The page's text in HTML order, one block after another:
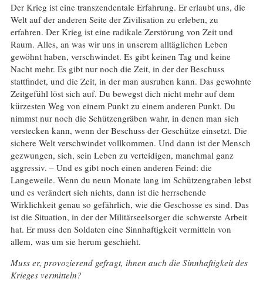
Der Krieg ist eine transzendentale Erfahrung. Er erlaubt uns, die
Welt auf der anderen Seite der Zivilisation zu erleben, zu
erfahren. Der Krieg ist eine radikale Zerstörung von Zeit und
Raum. Alles, an was wir uns in unserem alltäglichen Leben
gewöhnt haben, verschwindet. Es gibt keinen Tag und keine
Nacht mehr. Es gibt nur noch die Zeit, in der der Beschuss
stattfindet, und die Zeit, in der man ausruhen kann. Das gewohnte
Zeitgefühl löst sich auf. Du bewegst dich nicht mehr auf dem
kürzesten Weg von einem Punkt zu einem anderen Punkt. Du
nimmst nur noch die Schützengräben wahr, in denen man sich
verstecken kann, wenn der Beschuss der Geschütze einsetzt. Die
sichere Welt verschwindet vollkommen. Und dann ist der Mensch
gezwungen, sich, sein Leben zu verteidigen, manchmal ganz
aggressiv. – Und es gibt noch einen anderen Feind: die
Langeweile. Wenn du neun Monate lang im Schützengraben lebst
und es verändert sich nichts, dann ist die herrschende
Wirklichkeit genau so gefährlich, wie die Geschosse es sind. Das
ist die Situation, in der der Militärseelsorger die schwerste Arbeit
hat. Er muss den Soldaten eine Sinnhaftigkeit vermitteln von
allem, was um sie herum geschieht.
Muss er, provozierend gefragt, ihnen auch die Sinnhaftigkeit des
Krieges vermitteln?